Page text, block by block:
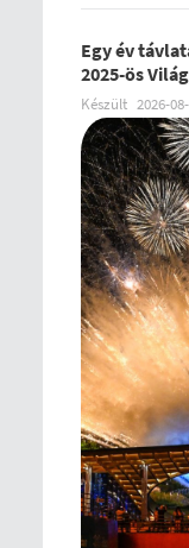
Egy év
2025-ös
Készült 2026-